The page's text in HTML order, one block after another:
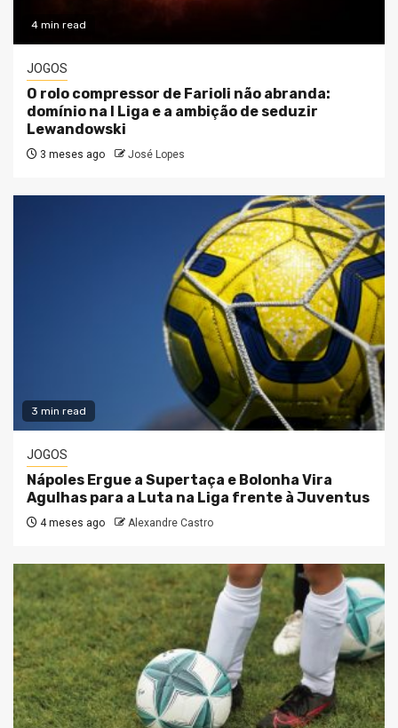
4 min read
JOGOS
O rolo compressor de Farioli não abranda:
domínio na I Liga e a ambição de seduzir
Lewandowski
3 meses ago José Lopes
3 min read
JOGOS
Nápoles Ergue a Supertaça e Bolonha Vira
Agulhas para a Luta na Liga frente à Juventus
4 meses ago Alexandre Castro